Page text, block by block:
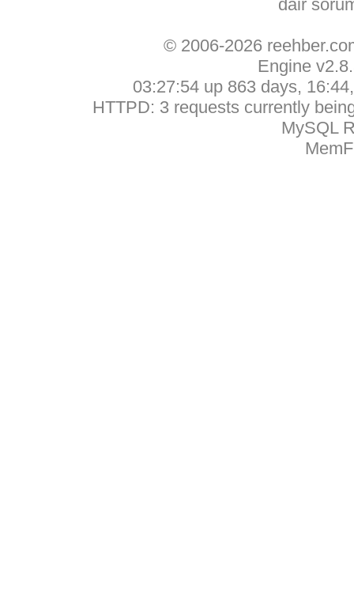
dair
© 2006-2026
Engine
03:27:54 up 863 days,
HTTPD: 3 requests currently
MySQL